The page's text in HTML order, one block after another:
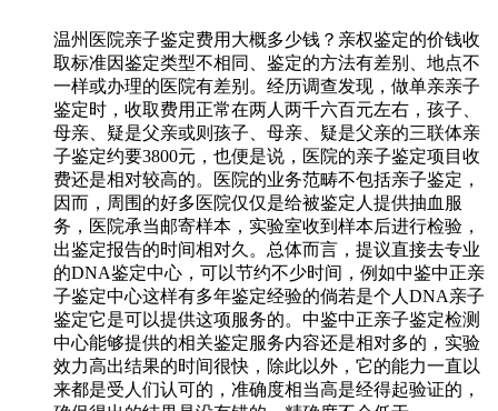
温州医院亲子鉴定费用大概多少钱？亲权鉴定的价钱收
取标准因鉴定类型不相同、鉴定的方法有差别、地点不
一样或办理的医院有差别。经历调查发现，做单亲亲子
鉴定时，收取费用正常在两人两千六百元左右，孩子、
母亲、疑是父亲或则孩子、母亲、疑是父亲的三联体亲
子鉴定约要3800元，也便是说，医院的亲子鉴定项目收
费还是相对较高的。医院的业务范畴不包括亲子鉴定，
因而，周围的好多医院仅仅是给被鉴定人提供抽血服
务，医院承当邮寄样本，实验室收到样本后进行检验，
出鉴定报告的时间相对久。总体而言，提议直接去专业
的DNA鉴定中心，可以节约不少时间，例如中鉴中正亲
子鉴定中心这样有多年鉴定经验的倘若是个人DNA亲子
鉴定它是可以提供这项服务的。中鉴中正亲子鉴定检测
中心能够提供的相关鉴定服务内容还是相对多的，实验
效力高出结果的时间很快，除此以外，它的能力一直以
来都是受人们认可的，准确度相当高是经得起验证的，